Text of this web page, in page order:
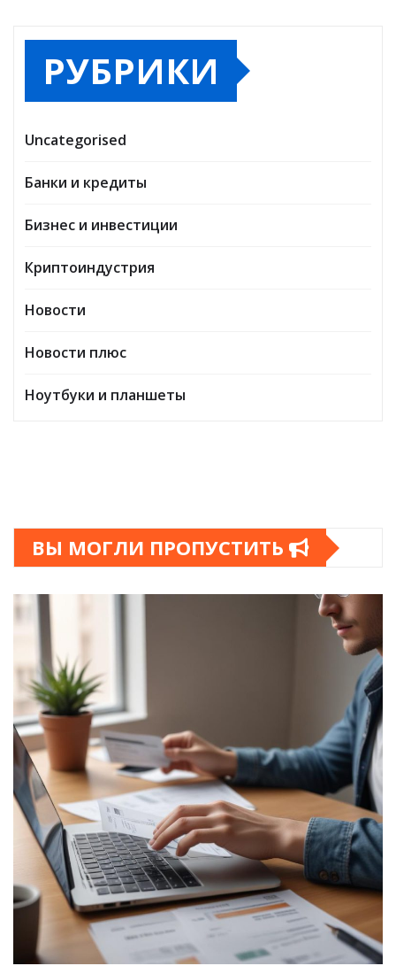
РУБРИКИ
Uncategorised
Банки и кредиты
Бизнес и инвестиции
Криптоиндустрия
Новости
Новости плюс
Ноутбуки и планшеты
ВЫ МОГЛИ ПРОПУСТИТЬ